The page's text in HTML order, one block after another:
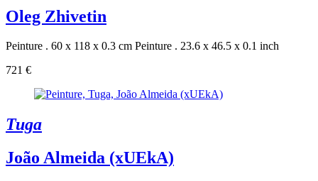
Oleg Zhivetin
Peinture . 60 x 118 x 0.3 cm Peinture . 23.6 x 46.5 x 0.1 inch
721 €
Tuga
João Almeida (xUEkA)